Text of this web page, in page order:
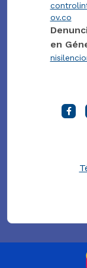
ov.co
en